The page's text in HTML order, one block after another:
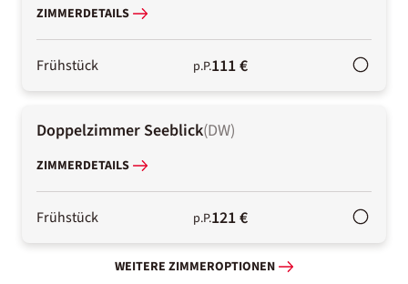
ZIMMERDETAILS
Frühstück p.P.111 €
Doppelzimmer Seeblick(DW)
ZIMMERDETAILS
Frühstück p.P.121 €
WEITERE ZIMMEROPTIONEN